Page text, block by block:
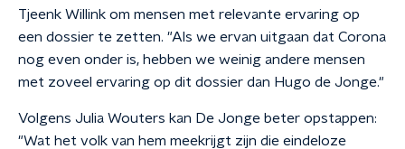
Tjeenk Willink om mensen met relevante ervaring op
een dossier te zetten. "Als we ervan uitgaan dat Corona
nog even onder is, hebben we weinig andere mensen
met zoveel ervaring op dit dossier dan Hugo de Jonge."
Volgens Julia Wouters kan De Jonge beter opstappen:
"Wat het volk van hem meekrijgt zijn die eindeloze